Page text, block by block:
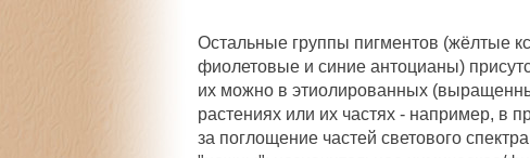
Остальные группы пигментов (жёлтые
фиолетовые и синие антоцианы)
их можно в этиолированных
растениях или их частях - например, в
за поглощение частей светового